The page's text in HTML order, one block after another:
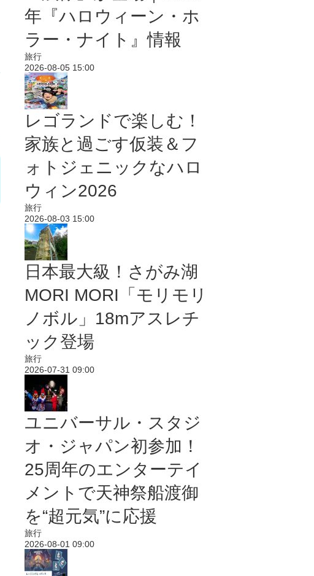
年『ハロウィーン・ホ
ラー・ナイト』情報
旅行
2026-08-05 15:00
レゴランドで楽しむ！
家族と過ごす仮装＆フ
ォトジェニックなハロ
ウィン2026
旅行
2026-08-03 15:00
日本最大級！さがみ湖
MORI MORI「モリモリ
ノボル」18mアスレチ
ック登場
旅行
2026-07-31 09:00
ユニバーサル・スタジ
オ・ジャパン初参加！
25周年のエンターテイ
メントで天神祭船渡御
を“超元気”に応援
旅行
2026-08-01 09:00